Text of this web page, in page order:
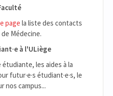
page la liste des contacts
Médecine.
à l'ULiège
les aides à la
futur·e·s étudiant·e·s, le
nos campus...